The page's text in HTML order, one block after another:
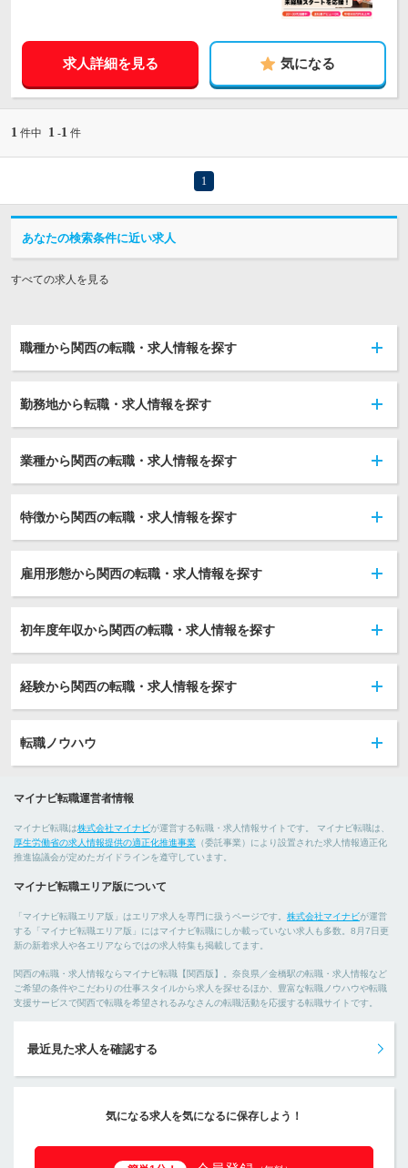
求人詳細を見る 気になる
1 件中 1 -1 件
1
あなたの検索条件に近い求人
すべての求人を見る
職種から関西の転職・求人情報を探す
勤務地から転職・求人情報を探す
業種から関西の転職・求人情報を探す
特徴から関西の転職・求人情報を探す
雇用形態から関西の転職・求人情報を探す
初年度年収から関西の転職・求人情報を探す
経験から関西の転職・求人情報を探す
転職ノウハウ
マイナビ転職運営者情報
マイナビ転職は株式会社マイナビが運営する転職・求人情報サイトです。 マイナビ転職は、
厚生労働省の求人情報提供の適正化推進事業 （委託事業）により設置された求人情報適正化
推進協議会が定めたガイドラインを遵守しています。
マイナビ転職エリア版について
「マイナビ転職エリア版」はエリア求人を専門に扱うページです。 株式会社マイナビが運営
する「マイナビ転職エリア版」にはマイナビ転職にしか載っていない求人も多数。8月7日更
新の新着求人や各エリアならではの求人特集も掲載してます。
関西の転職・求人情報ならマイナビ転職【関西版】。奈良県／金橋駅の転職・求人情報など
ご希望の条件やこだわりの仕事スタイルから求人を探せるほか、豊富な転職ノウハウや転職
支援サービスで関西で転職を希望されるみなさんの転職活動を応援する転職サイトです。
最近見た求人を確認する
気になる求人を気になるに保存しよう！